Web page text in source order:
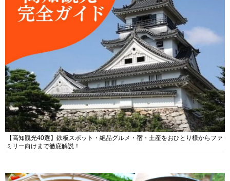
【高知観光40選】鉄板スポット・絶品グルメ・宿・土産をおひとり様からファ
ミリー向けまで徹底解説！